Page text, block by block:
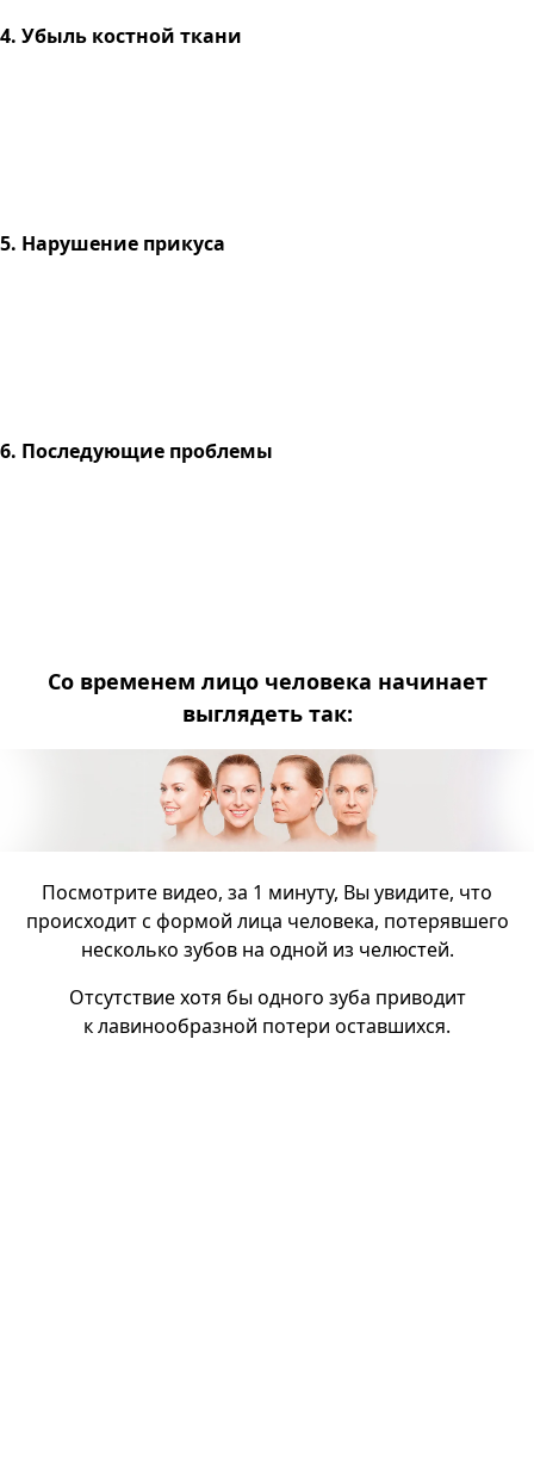
4. Убыль костной ткани
5. Нарушение прикуса
6. Последующие проблемы
Со временем лицо человека начинает
выглядеть так:
Посмотрите видео, за 1 минуту, Вы увидите, что
происходит с формой лица человека, потерявшего
несколько зубов на одной из челюстей.
Отсутствие хотя бы одного зуба приводит
к лавинообразной потери оставшихся.